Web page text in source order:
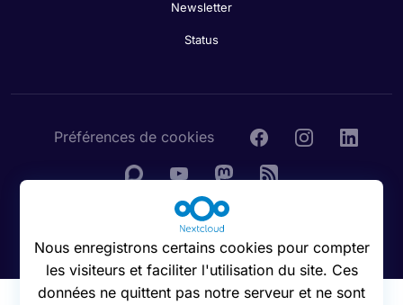
Newsletter
Status
Préférences de cookies
Nous enregistrons certains cookies pour compter
les visiteurs et faciliter l'utilisation du site. Ces
données ne quittent pas notre serveur et ne sont